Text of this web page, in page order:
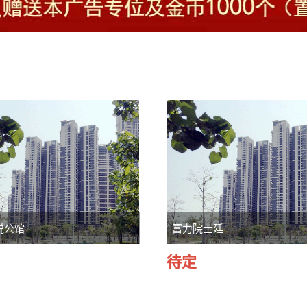
公馆 富力院士廷
待定